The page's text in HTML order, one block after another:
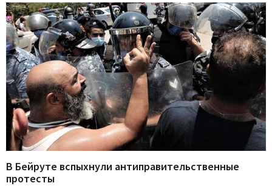
В Бейруте вспыхнули антиправительственные
протесты